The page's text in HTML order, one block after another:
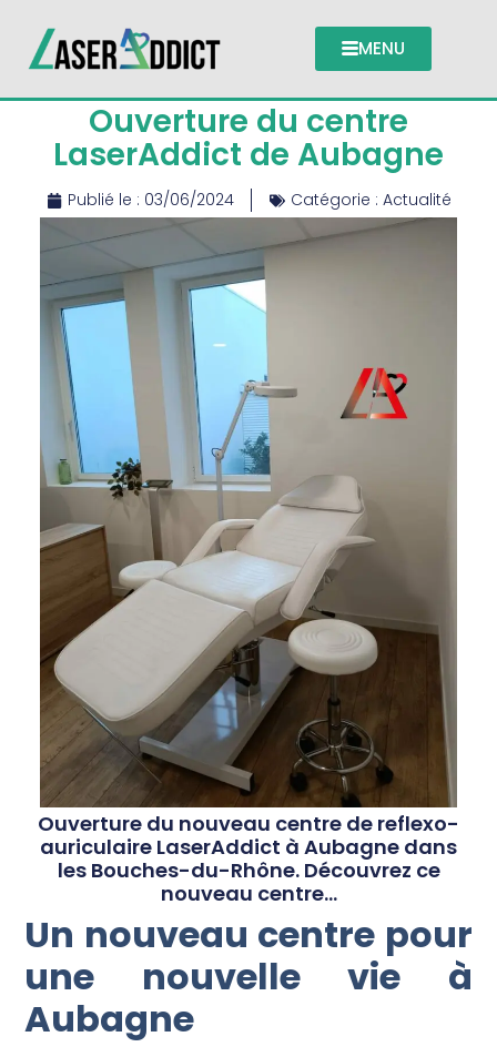
MENU
Ouverture du centre
LaserAddict de Aubagne
Publié le : 03/06/2024 Catégorie : Actualité
Ouverture du nouveau centre de reflexo-
auriculaire LaserAddict à Aubagne dans
les Bouches-du-Rhône. Découvrez ce
nouveau centre...
Un nouveau centre pour
une nouvelle vie à
Aubagne